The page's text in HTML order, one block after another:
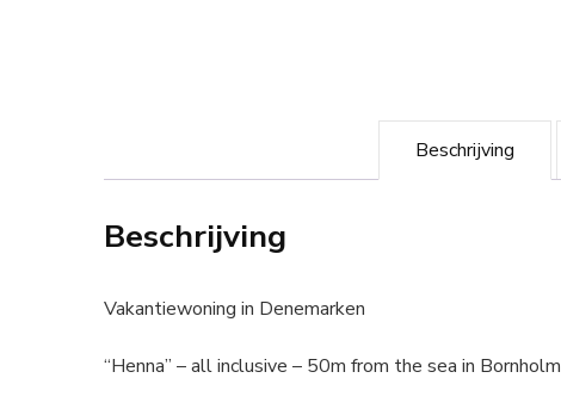
Beschrijving
Beschrijving
Vakantiewoning in Denemarken
“Henna” – all inclusive – 50m from the sea in Bornholm